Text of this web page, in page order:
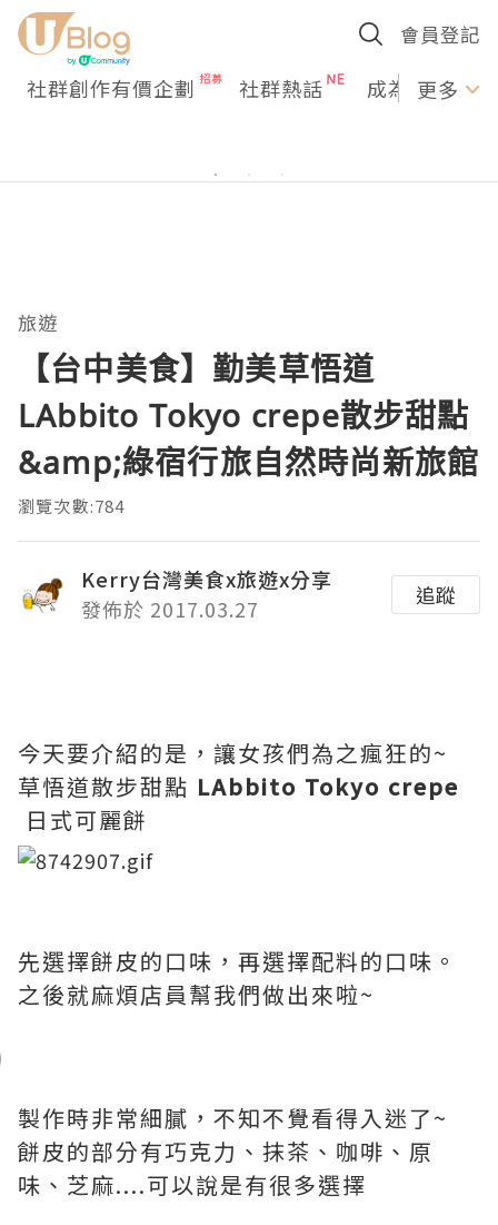
會員登記
社群創作有價企劃 社群熱話 成為U更多
旅遊
【台中美食】勤美草悟道
LAbbito Tokyo crepe散步甜點
&amp;綠宿行旅自然時尚新旅館
瀏覽次數:784
Kerry台灣美食x旅遊x分享
發佈於 2017.03.27
追蹤
今天要介紹的是，讓女孩們為之瘋狂的~
草悟道散步甜點 LAbbito Tokyo crepe
日式可麗餅
先選擇餅皮的口味，再選擇配料的口味。
之後就麻煩店員幫我們做出來啦~
製作時非常細膩，不知不覺看得入迷了~
餅皮的部分有巧克力、抹茶、咖啡、原
味、芝麻....可以說是有很多選擇